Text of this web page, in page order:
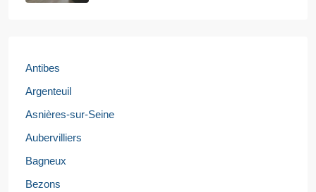
Antibes
Argenteuil
Asnières-sur-Seine
Aubervilliers
Bagneux
Bezons